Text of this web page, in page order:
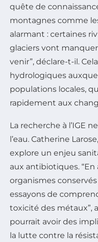
quête de
montagnes comme
alarmant : certaines
glaciers vont manquer
venir”, déclare-t-il.
hydrologiques
populations locales,
rapidement aux
La recherche à l’IGE
l’eau. Catherine
explore un enjeu
aux antibiotiques. “En
organismes
essayons de
toxicité des métaux”,
pourrait avoir des
la lutte contre la